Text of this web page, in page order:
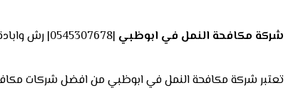
شركة مكافحة النمل في ابوظبي |0545307678| رش وابادة النمل
تعتبر شركة مكافحة النمل في ابوظبي من افضل شركات